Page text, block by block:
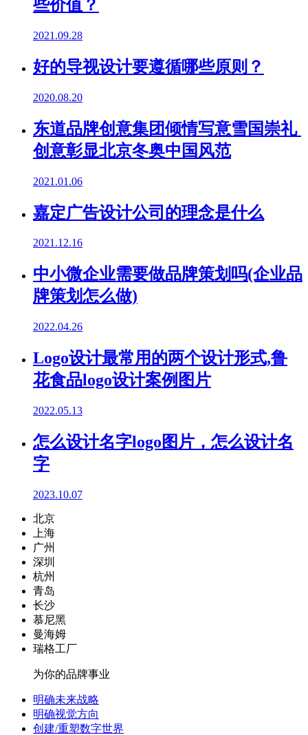
些价值？
2021.09.28
好的导视设计要遵循哪些原则？
2020.08.20
东道品牌创意集团倾情写意雪国崇礼
创意彰显北京冬奥中国风范
2021.01.06
嘉定广告设计公司的理念是什么
2021.12.16
中小微企业需要做品牌策划吗(企业品
牌策划怎么做)
2022.04.26
Logo设计最常用的两个设计形式,鲁
花食品logo设计案例图片
2022.05.13
怎么设计名字logo图片，怎么设计名
字
2023.10.07
北京
上海
广州
深圳
杭州
青岛
长沙
慕尼黑
曼海姆
瑞格工厂
为你的品牌事业
明确未来战略
明确视觉方向
创建/重塑数字世界